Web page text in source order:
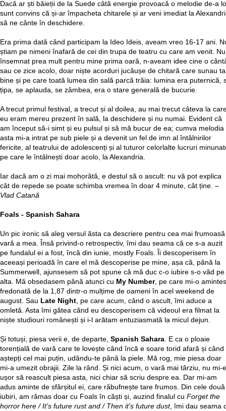
Dacă ar ști băieții de la Suede câtă energie provoacă o melodie de-a
sunt convins că și-ar împacheta chitarele și ar veni imediat la
să ne cânte în deschidere.
Era prima dată când participam la Ideo Ideis, aveam vreo 16-17 ani.
știam pe nimeni înafară de cei din trupa de teatru cu care am venit.
însemnat prea mult pentru mine prima oară, n-aveam idee cine o
sau ce zice acolo, doar niște acorduri jucăușe de chitară care sunau
bine și pe care toată lumea din sală parcă trăia: lumina era puternică,
țipa, se aplauda, se zâmbea, era o stare generală de bucurie.
A trecut primul festival, a trecut și al doilea, au mai trecut câteva la
eu eram mereu prezent în sală, la deschidere și nu numai. Evident că
am început să-i simt și eu pulsul și să mă bucur de ea; cumva melodia
asta mi-a intrat pe sub piele și a devenit un fel de imn al întâlnirilor
fericite, al teatrului de adolescenți și al tuturor celorlalte lucruri
pe care le întâlnești doar acolo, la Alexandria.
Iar dacă am o zi mai mohorâtă, e destul să o ascult: nu vă pot explica
cât de repede se poate schimba vremea în doar 4 minute, cât ține. –
Vlad Catană
Foals - Spanish Sahara
Un pic ironic să aleg versul ăsta ca descriere pentru cea mai frumoasă
vară a mea. Însă privind-o retrospectiv, îmi dau seama că ce s-a auzit
pe fundalul ei a fost, încă din iunie, mostly Foals. Îi descoperisem în
aceeași perioadă în care el mă descoperise pe mine, așa că, până la
Summerwell, ajunsesem să pot spune că mă duc c-o iubire s-o văd pe
alta. Mă obsedasem până atunci cu My Number, pe care mi-o
fredonată de la 1,87 dintr-o mulțime de oameni în acel weekend de
august. Sau Late Night, pe care acum, când o ascult, îmi aduce a
omletă. Asta îmi gătea când eu descoperisem că videoul era filmat la
niște studiouri românești și i-l arătam entuziasmată la micul dejun.
Și totuși, piesa verii e, de departe, Spanish Sahara. E ca o ploaie
torențială de vară care te lovește când încă e soare torid afară și când
aștepți cel mai puțin, udându-te până la piele. Mă rog, mie piesa doar
mi-a umezit obrajii. Zile la rând. Și nici acum, o vară mai târziu, nu mi-e
ușor să reascult piesa asta, nici chiar să scriu despre ea. Dar mi-am
adus aminte de sfârșitul ei, care răbufnește tare frumos. Din cele două
iubiri, am rămas doar cu Foals în căști și, auzind finalul cu Forget the
horror here / It's future rust and / Then it's future dust, îmi dau seama